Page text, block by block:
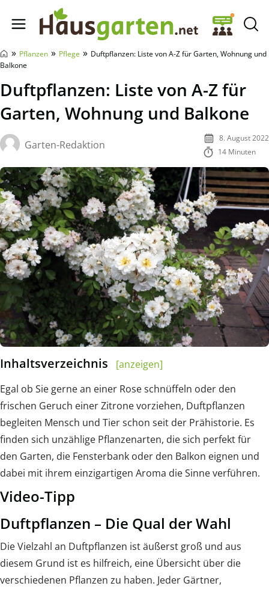
Hausgarten.net
» Pflanzen » Pflege » Duftpflanzen: Liste von A-Z für Garten, Wohnung und
Balkone
Duftpflanzen: Liste von A-Z für
Garten, Wohnung und Balkone
Garten-Redaktion
8. August 2022
14 Minuten
Inhaltsverzeichnis
[anzeigen]
Egal ob Sie gerne an einer Rose schnüffeln oder den
frischen Geruch einer Zitrone vorziehen, Duftpflanzen
begleiten Mensch und Tier schon seit der Prähistorie. Es
finden sich unzählige Pflanzenarten, die sich perfekt für
den Garten, die Fensterbank oder den Balkon eignen und
dabei mit ihrem einzigartigen Aroma die Sinne verführen.
Video-Tipp
Duftpflanzen – Die Qual der Wahl
Die Vielzahl an Duftpflanzen ist äußerst groß und aus
diesem Grund ist es hilfreich, eine Übersicht über die
verschiedenen Pflanzen zu haben. Jeder Gärtner,